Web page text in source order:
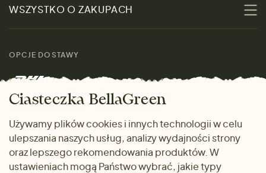
Skontaktuj się z nami
Marki
Kobiety
Mężczyźni
Prezenty
WSZYSTKO O ZAKUPACH
rozmiarach
Zwrot towaru
Dlaczego warto kupować
u nas
OPCJE DOSTAWY
METODY PŁATNOŚCI
Ciasteczka BellaGreen
Używamy plików cookies i innych technologii w celu
ulepszania naszych usług, analizy wydajności strony
oraz lepszego rekomendowania produktów. W
ustawieniach mogą Państwo wybrać, jakie typy